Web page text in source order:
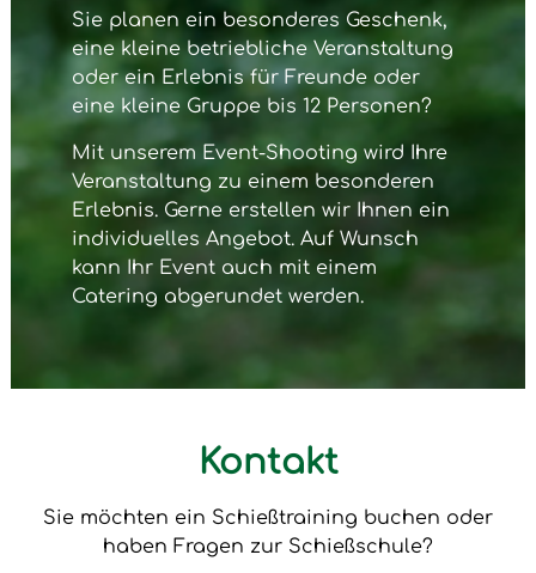
Sie planen ein besonderes Geschenk,
eine kleine betriebliche Veranstaltung
oder ein Erlebnis für Freunde oder
eine kleine Gruppe bis 12 Personen?
Mit unserem Event-Shooting wird Ihre
Veranstaltung zu einem besonderen
Erlebnis. Gerne erstellen wir Ihnen ein
individuelles Angebot. Auf Wunsch
kann Ihr Event auch mit einem
Catering abgerundet werden.
Kontakt
Sie möchten ein Schießtraining buchen oder
haben Fragen zur Schießschule?